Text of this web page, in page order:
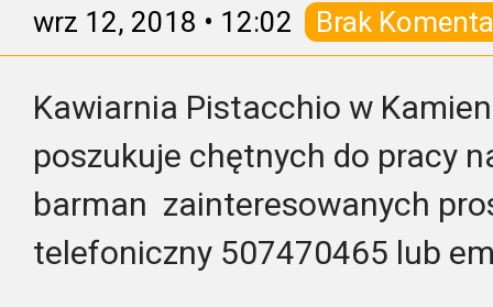
wrz 12, 2018 • 12:02 Brak
Kawiarnia Pistacchio w
poszukuje chętnych do pracy
barman zainteresowanych
telefoniczny 507470465 lub